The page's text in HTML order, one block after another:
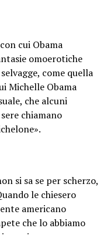
cui Obama
omoerotiche
come quella
Michelle Obama
che alcuni
chiamano
si sa se per scherzo,
le chiesero
americano
che lo abbiamo